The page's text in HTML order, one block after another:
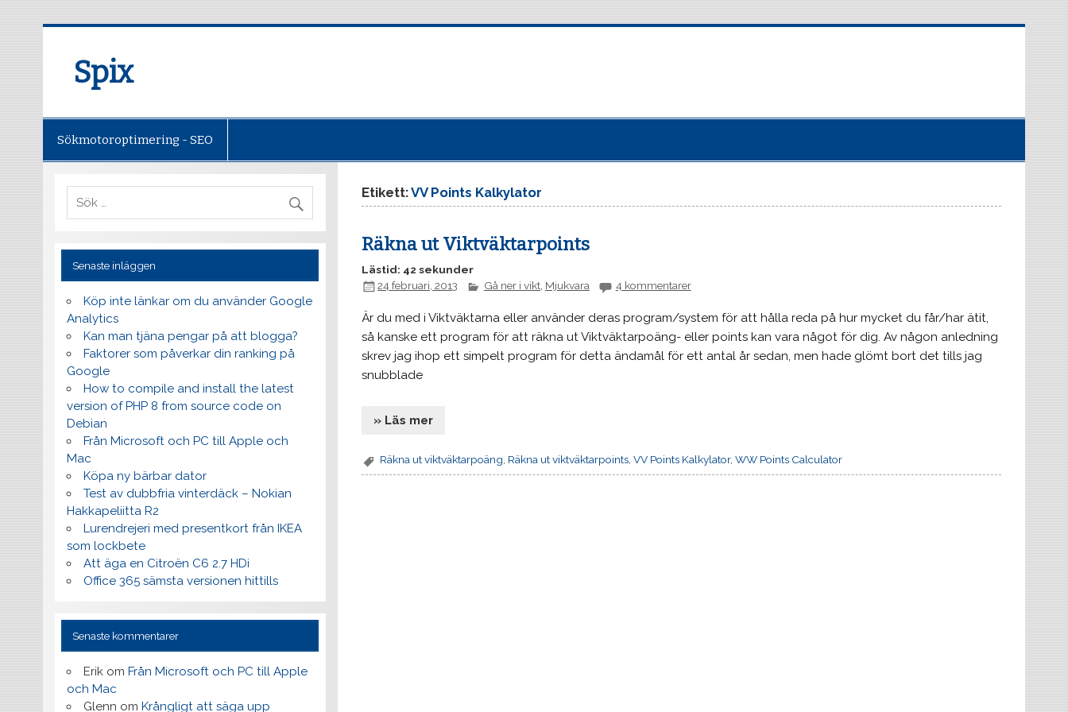
Spix
Sökmotoroptimering - SEO
Etikett:VV Points Kalkylator
Räkna ut Viktväktarpoints
Lästid: 42 sekunder
24 februari, 2013
Gå ner i vikt, Mjukvara 4 kommentarer
Är du med i Viktväktarna eller använder deras program/system för att hålla reda på hur mycket du får/har ätit,
så kanske ett program för att räkna ut Viktväktarpoäng- eller points kan vara något för dig. Av någon anledning
skrev jag ihop ett simpelt program för detta ändamål för ett antal år sedan, men hade glömt bort det tills jag
snubblade
» Läs mer
Räkna ut viktväktarpoäng, Räkna ut viktväktarpoints,VV Points Kalkylator,WW Points Calculator
Senaste inläggen
Köp inte länkar om du använder Google
Analytics
Kan man tjäna pengar på att blogga?
Faktorer som påverkar din ranking på
Google
How to compile and install the latest
version of PHP 8 from source code on
Debian
Från Microsoft och PC till Apple och
Mac
Köpa ny bärbar dator
Test av dubbfria vinterdäck – Nokian
Hakkapeliitta R2
Lurendrejeri med presentkort från IKEA
som lockbete
Att äga en Citroën C6 2.7 HDi
Office 365 sämsta versionen hittills
Senaste kommentarer
Erik omFrån Microsoft och PC till Apple
och Mac
Glenn omKrångligt att säga upp